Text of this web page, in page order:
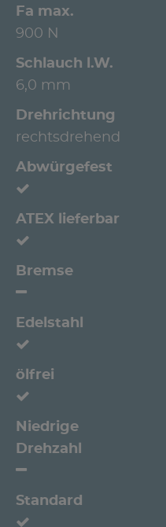
Fa max.
900 N
Schlauch l.W.
6,0 mm
Drehrichtung
rechtsdrehend
Abwürgefest
ATEX lieferbar
Bremse
Edelstahl
ölfrei
Niedrige
Drehzahl
Standard